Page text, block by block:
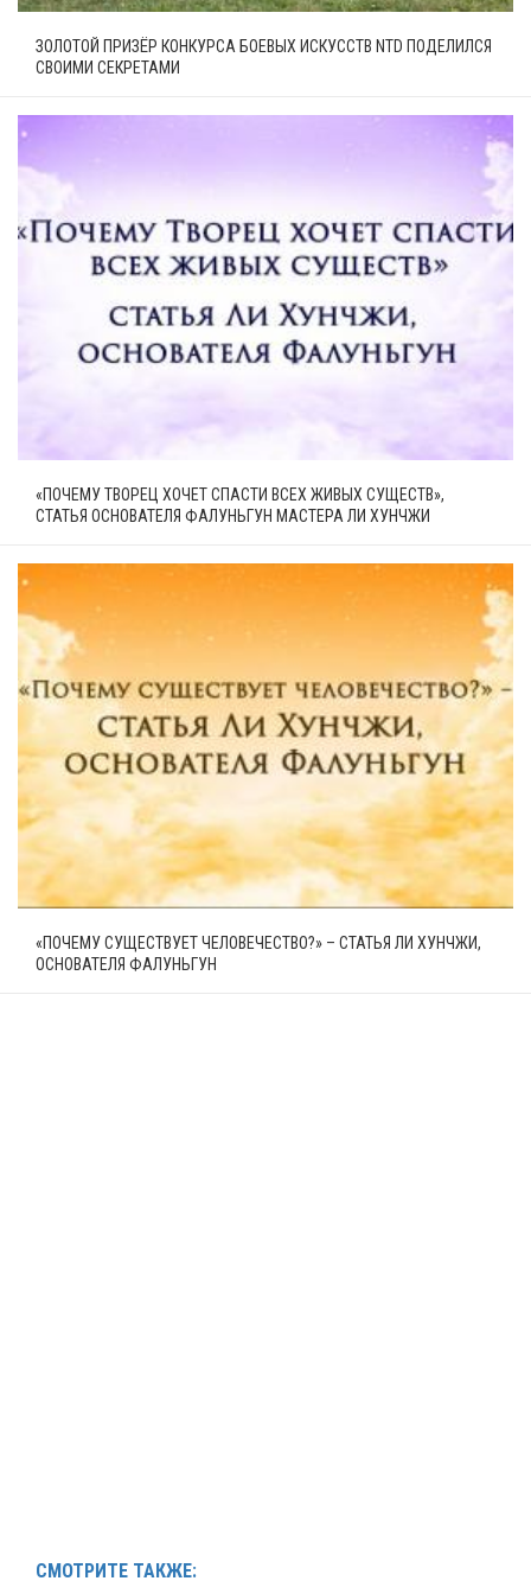
ЗОЛОТОЙ ПРИЗЁР КОНКУРСА БОЕВЫХ ИСКУССТВ NTD ПОДЕЛИЛСЯ
СВОИМИ СЕКРЕТАМИ
«ПОЧЕМУ ТВОРЕЦ ХОЧЕТ СПАСТИ ВСЕХ ЖИВЫХ СУЩЕСТВ»,
СТАТЬЯ ОСНОВАТЕЛЯ ФАЛУНЬГУН МАСТЕРА ЛИ ХУНЧЖИ
«ПОЧЕМУ СУЩЕСТВУЕТ ЧЕЛОВЕЧЕСТВО?» – СТАТЬЯ ЛИ ХУНЧЖИ,
ОСНОВАТЕЛЯ ФАЛУНЬГУН
СМОТРИТЕ ТАКЖЕ: